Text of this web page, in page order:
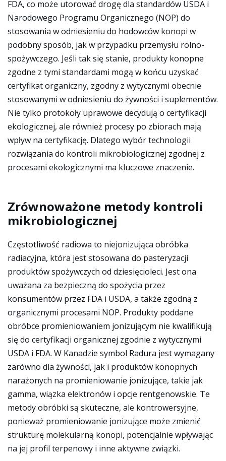
FDA, co może utorować drogę dla standardów USDA i
Narodowego Programu Organicznego (NOP) do
stosowania w odniesieniu do hodowców konopi w
podobny sposób, jak w przypadku przemysłu rolno-
spożywczego. Jeśli tak się stanie, produkty konopne
zgodne z tymi standardami mogą w końcu uzyskać
certyfikat organiczny, zgodny z wytycznymi obecnie
stosowanymi w odniesieniu do żywności i suplementów.
Nie tylko protokoły uprawowe decydują o certyfikacji
ekologicznej, ale również procesy po zbiorach mają
wpływ na certyfikację. Dlatego wybór technologii
rozwiązania do kontroli mikrobiologicznej zgodnej z
procesami ekologicznymi ma kluczowe znaczenie.
Zrównoważone metody kontroli
mikrobiologicznej
Częstotliwość radiowa to niejonizująca obróbka
radiacyjna, która jest stosowana do pasteryzacji
produktów spożywczych od dziesięcioleci. Jest ona
uważana za bezpieczną do spożycia przez
konsumentów przez FDA i USDA, a także zgodną z
organicznymi procesami NOP. Produkty poddane
obróbce promieniowaniem jonizującym nie kwalifikują
się do certyfikacji organicznej zgodnie z wytycznymi
USDA i FDA. W Kanadzie symbol Radura jest wymagany
zarówno dla żywności, jak i produktów konopnych
narażonych na promieniowanie jonizujące, takie jak
gamma, wiązka elektronów i opcje rentgenowskie. Te
metody obróbki są skuteczne, ale kontrowersyjne,
ponieważ promieniowanie jonizujące może zmienić
strukturę molekularną konopi, potencjalnie wpływając
na jej profil terpenowy i inne aktywne związki.